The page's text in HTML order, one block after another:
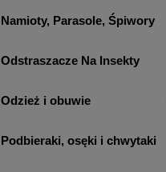
Namioty, Parasole, Śpiwory
Odstraszacze Na Insekty
Odzież i obuwie
Podbieraki, osęki i chwytaki